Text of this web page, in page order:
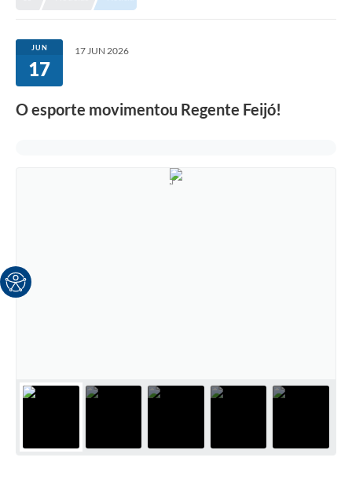
JUN
17
17 JUN 2026
O esporte movimentou Regente Feijó!